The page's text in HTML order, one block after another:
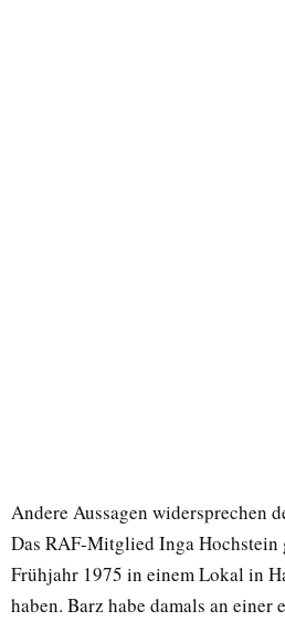
Andere Aussagen widersprechen
Das RAF-Mitglied Inga Hochstein
Frühjahr 1975 in einem Lokal in
haben. Barz habe damals an